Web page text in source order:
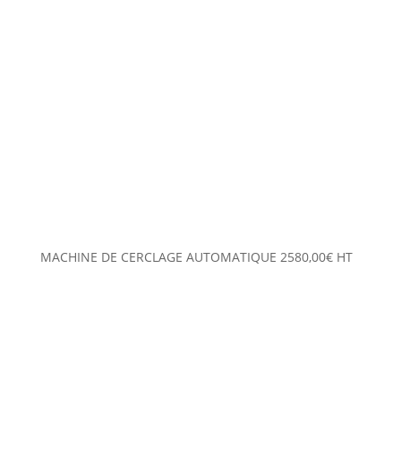
MACHINE DE CERCLAGE AUTOMATIQUE 2580,00€ HT